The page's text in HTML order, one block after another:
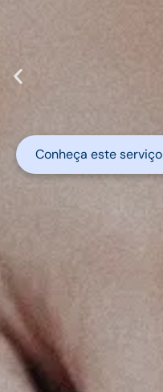
Conheça este serviço